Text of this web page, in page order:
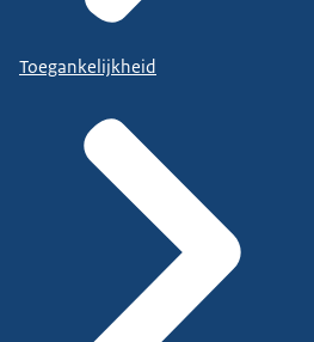
Toegankelijkheid